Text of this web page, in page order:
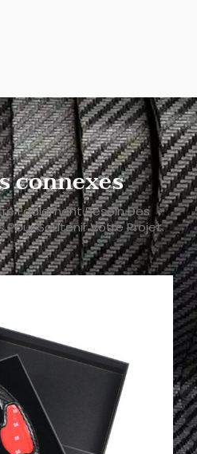
connexes
Également Besoin Des
Soutenir Votre Projet.